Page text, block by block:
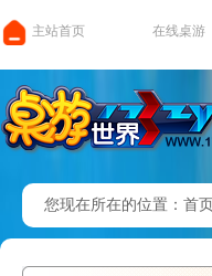
主站首页 在线桌游
您现在所在的位置： 首页